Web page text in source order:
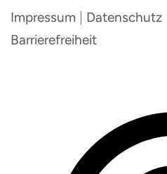
Impressum | Datenschutz
Barrierefreiheit